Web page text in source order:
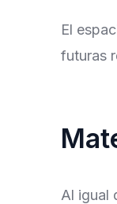
El
futuras
Al igual